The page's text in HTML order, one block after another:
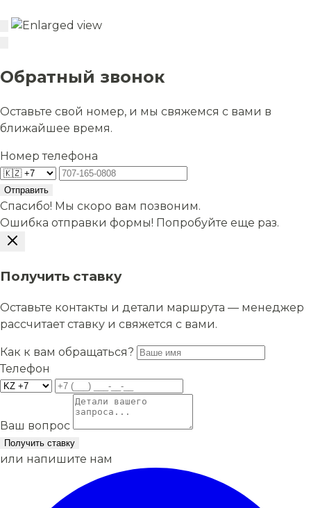
Обратный звонок
Оставьте свой номер, и мы свяжемся с вами в
ближайшее время.
Номер телефона
Отправить
Спасибо! Мы скоро вам позвоним.
Ошибка отправки формы! Попробуйте еще раз.
Получить ставку
Оставьте контакты и детали маршрута — менеджер
рассчитает ставку и свяжется с вами.
Как к вам обращаться?
Телефон
Ваш вопрос
Получить ставку
или напишите нам